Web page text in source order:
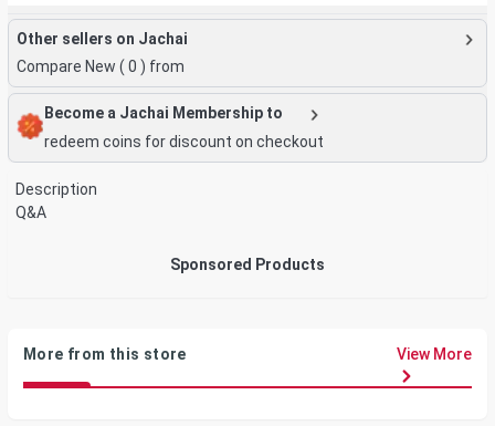
Other sellers on Jachai
Compare New ( 0 ) from
Become a Jachai Membership to
redeem coins for discount on checkout
Description
Q&A
Sponsored Products
More from this store View More